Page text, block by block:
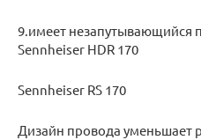
9.имеет незапутывающийся
Sennheiser HDR 170
Sennheiser RS 170
Дизайн провода уменьшает